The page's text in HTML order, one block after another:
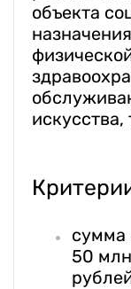
объекта
искусства,
сумма
50